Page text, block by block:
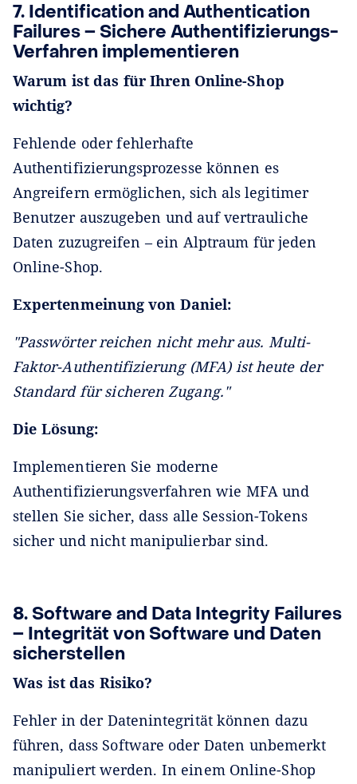
7. Identification and Authentication
Failures – Sichere Authentifizierungs-
Verfahren implementieren
Warum ist das für Ihren Online-Shop
wichtig?
Fehlende oder fehlerhafte
Authentifizierungsprozesse können es
Angreifern ermöglichen, sich als legitimer
Benutzer auszugeben und auf vertrauliche
Daten zuzugreifen – ein Alptraum für jeden
Online-Shop.
Expertenmeinung von Daniel:
"Passwörter reichen nicht mehr aus. Multi-
Faktor-Authentifizierung (MFA) ist heute der
Standard für sicheren Zugang."
Die Lösung:
Implementieren Sie moderne
Authentifizierungsverfahren wie MFA und
stellen Sie sicher, dass alle Session-Tokens
sicher und nicht manipulierbar sind.
8. Software and Data Integrity Failures
– Integrität von Software und Daten
sicherstellen
Was ist das Risiko?
Fehler in der Datenintegrität können dazu
führen, dass Software oder Daten unbemerkt
manipuliert werden. In einem Online-Shop